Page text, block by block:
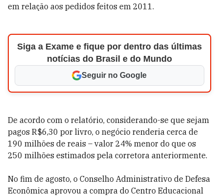
em relação aos pedidos feitos em 2011.
Siga a Exame e fique por dentro das últimas
notícias do Brasil e do Mundo
Seguir no Google
De acordo com o relatório, considerando-se que sejam
pagos R$6,30 por livro, o negócio renderia cerca de
190 milhões de reais – valor 24% menor do que os
250 milhões estimados pela corretora anteriormente.
No fim de agosto, o Conselho Administrativo de Defesa
Econômica aprovou a compra do Centro Educacional